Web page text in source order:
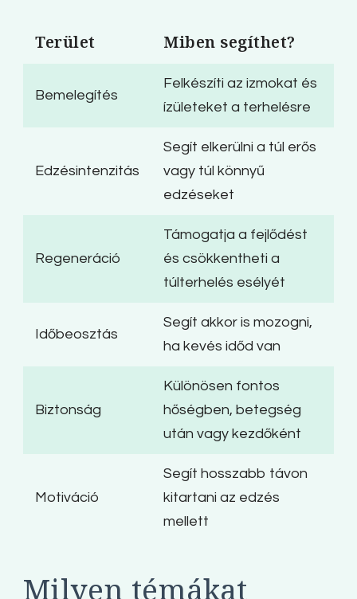
Terület Miben segíthet?
Bemelegítés
Felkészíti az izmokat és
ízületeket a terhelésre
Edzésintenzitás
Segít elkerülni a túl erős
vagy túl könnyű
edzéseket
Regeneráció
Támogatja a fejlődést
és csökkentheti a
túlterhelés esélyét
Időbeosztás
Segít akkor is mozogni,
ha kevés időd van
Biztonság
Különösen fontos
hőségben, betegség
után vagy kezdőként
Motiváció
Segít hosszabb távon
kitartani az edzés
mellett
Milyen témákat